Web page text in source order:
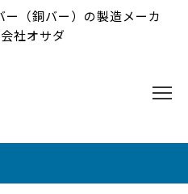
（銅バー）の製造メーカ
社オサダ